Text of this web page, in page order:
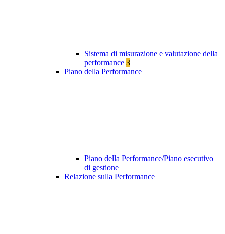
Sistema di misurazione e valutazione della
performance 3
Piano della Performance
Piano della Performance/Piano esecutivo
di gestione
Relazione sulla Performance